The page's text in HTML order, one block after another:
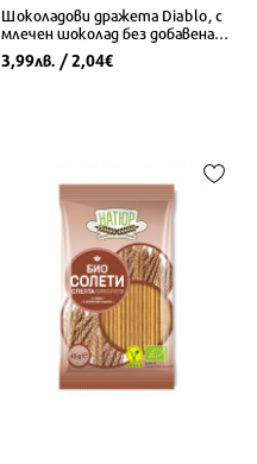
Шоколадови дражета Diablo, с
млечен шоколад без добавена
захар, 22 g
3,99лв. / 2,04€